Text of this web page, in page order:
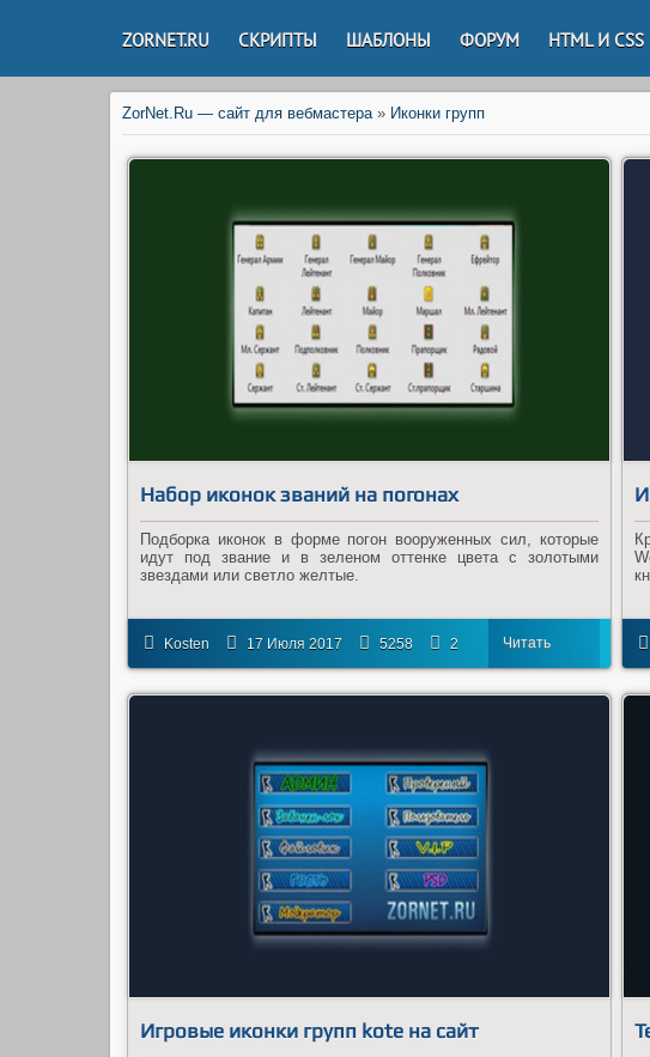
ZORNET.RU СКРИПТЫ ШАБЛОНЫ ФОРУМ HTML И CSS
ZorNet.Ru — сайт для вебмастера » Иконки групп
Набор иконок званий на погонах
Подборка иконок в форме погон вооруженных сил, которые
идут под звание и в зеленом оттенке цвета с золотыми
звездами или светло желтые.
Kosten 17 Июля 2017 5258 2 Читать
далее
Игровые иконки групп kote на сайт